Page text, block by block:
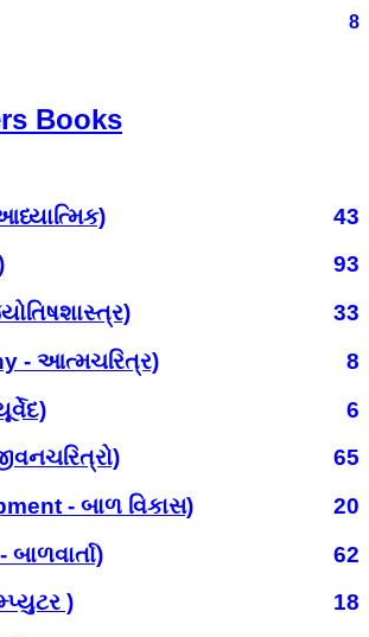
8
Books
43
93
33
- આત્મચરિત્ર)
8
6
65
- બાળ વિકાસ)
20
62
)
18